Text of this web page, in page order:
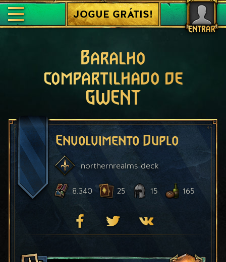
ENTRAR
JOGUE GRÁTIS!
Baralho
compartilhado de
GWENT
Envolvimento Duplo
northernrealmsdeck
8.340 25 15 165